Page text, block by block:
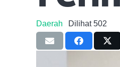
Daerah Dilihat502